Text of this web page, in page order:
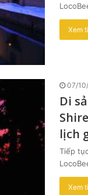
Xem
07/
Di
lịch
Tiếp
Xem